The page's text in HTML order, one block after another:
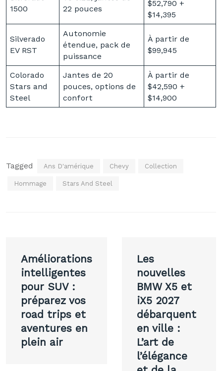
1500
22 pouces
$52,790 +
$14,395
Silverado
EV RST
Autonomie
étendue, pack de
puissance
À partir de
$99,945
Colorado
Stars and
Steel
Jantes de 20
pouces, options de
confort
À partir de
$42,590 +
$14,900
Tagged Ans D'amérique Chevy Collection
Hommage Stars And Steel
de
l’article
Améliorations
intelligentes
pour SUV :
préparez vos
road trips et
aventures en
plein air
Les
nouvelles
BMW X5 et
iX5 2027
débarquent
en ville :
L’art de
l’élégance